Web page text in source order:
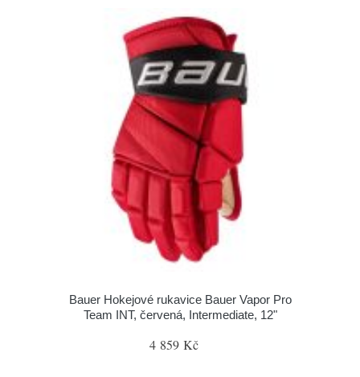
Bauer Hokejové rukavice Bauer Vapor Pro
Team INT, červená, Intermediate, 12"
4 859 Kč